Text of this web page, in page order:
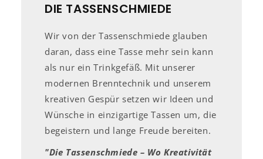
DIE TASSENSCHMIEDE
Wir von der Tassenschmiede glauben
daran, dass eine Tasse mehr sein kann
als nur ein Trinkgefäß. Mit unserer
modernen Brenntechnik und unserem
kreativen Gespür setzen wir Ideen und
Wünsche in einzigartige Tassen um, die
begeistern und lange Freude bereiten.
"Die Tassenschmiede – Wo Kreativität